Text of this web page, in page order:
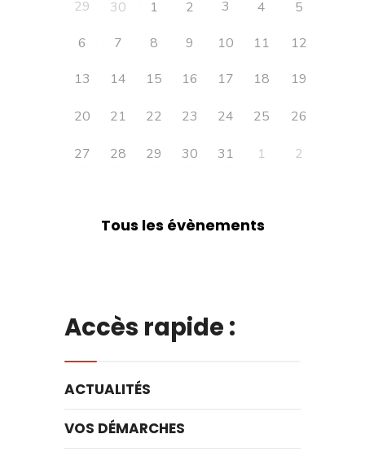
29 30 1 2 3 4
5
6
7 8 9 10 11
12
13
14 15 16 17 18 19
20 21 22 23 24 25 26
27 28 29 30 31 1 2
Tous les évènements
Accès rapide :
ACTUALITÉS
VOS DÉMARCHES